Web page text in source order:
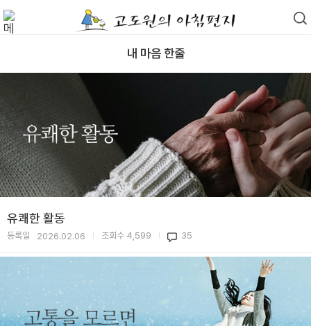
내 마음 한줄
유쾌한 활동
등록일 2026.02.06 조회수 4,599 35